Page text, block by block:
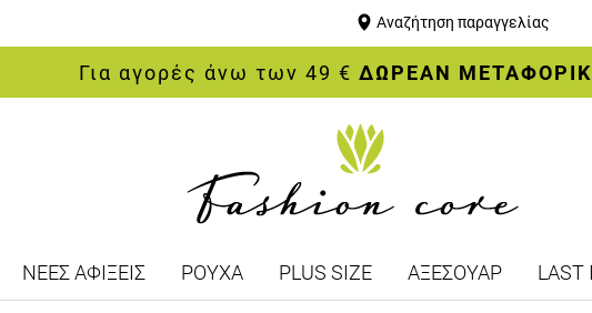
Αναζήτηση παραγγελίας
Για αγορές άνω των 49 € ΔΩΡΕΑΝ
ΝΕΕΣ ΑΦΙΞΕΙΣ ΡΟΥΧΑ PLUS SIZE ΑΞΕΣΟΥΑΡ LAST